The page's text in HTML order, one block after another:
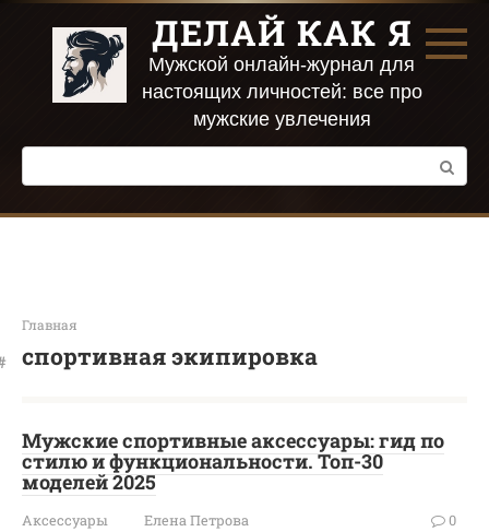
Перейти
контенту
ДЕЛАЙ КАК Я
Мужской онлайн-журнал для
настоящих личностей: все про
мужские увлечения
Поиск:
Главная
спортивная экипировка
Мужские спортивные аксессуары: гид по
стилю и функциональности. Топ-30
моделей 2025
Аксессуары Елена Петрова 0